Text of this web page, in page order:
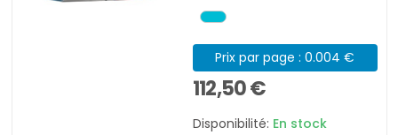
Prix par page : 0.004 €
112,50 €
Disponibilité: En stock